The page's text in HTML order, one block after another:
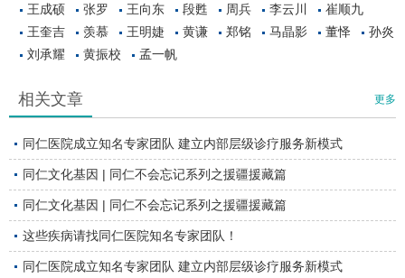
王成硕 张罗 王向东 段甦 周兵 李云川
崔顺九
王奎吉
羡慕 王明婕 黄谦 郑铭 马晶影 董怿
孙炎
刘承耀
黄振校 孟一帆
更多
相关文章
同仁医院成立知名专家团队 建立内部层级诊疗服务新模式
同仁文化基因 | 同仁不会忘记系列之援疆援藏篇
同仁文化基因 | 同仁不会忘记系列之援疆援藏篇
这些疾病请找同仁医院知名专家团队！
同仁医院成立知名专家团队 建立内部层级诊疗服务新模式